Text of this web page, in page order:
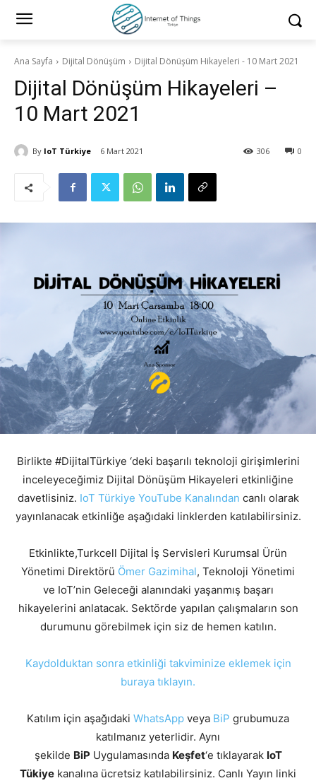
Ana Sayfa Dijital Dönüşüm Dijital Dönüşüm Hikayeleri - 10 Mart 2021
Dijital Dönüşüm Hikayeleri –
10 Mart 2021
By IoT Türkiye 6 Mart 2021 0
306
Birlikte #DijitalTürkiye ‘deki başarılı teknoloji girişimlerini
inceleyeceğimiz Dijital Dönüşüm Hikayeleri etkinliğine
davetlisiniz. IoT Türkiye YouTube Kanalından canlı olarak
yayınlanacak etkinliğe aşağıdaki linklerden katılabilirsiniz.
Etkinlikte,Turkcell Dijital İş Servisleri Kurumsal Ürün
Yönetimi Direktörü Ömer Gazimihal, Teknoloji Yönetimi
ve IoT’nin Geleceği alanındaki yaşanmış başarı
hikayelerini anlatacak. Sektörde yapılan çalışmaların son
durumunu görebilmek için siz de hemen katılın.
Kaydolduktan sonra etkinliği takviminize eklemek için
buraya tıklayın.
Katılım için aşağıdaki WhatsApp veya BiP grubumuza
katılmanız yeterlidir. Aynı
şekilde BiP Uygulamasında Keşfet‘e tıklayarak IoT
Tükiye kanalına ücretsiz katılabilirsiniz. Canlı Yayın linki